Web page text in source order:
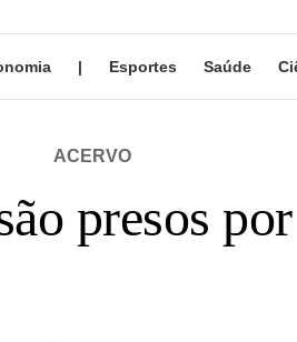
| Esportes Saúde
ACERVO
presos